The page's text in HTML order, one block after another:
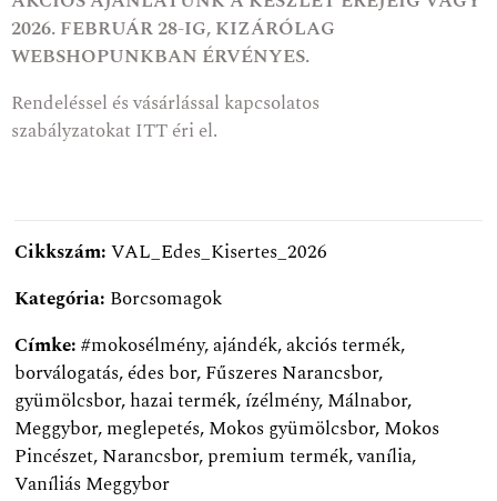
2026. FEBRUÁR 28-IG, KIZÁRÓLAG
WEBSHOPUNKBAN ÉRVÉNYES.
Rendeléssel és vásárlással kapcsolatos
szabályzatokatITTéri el.
Cikkszám:VAL_Edes_Kisertes_2026
Kategória: Borcsomagok
Címke:#mokosélmény,ajándék,akciós termék,
borválogatás,édes bor,Fűszeres Narancsbor,
gyümölcsbor,hazai termék,ízélmény,Málnabor,
Meggybor,meglepetés,Mokos gyümölcsbor,Mokos
Pincészet,Narancsbor,premium termék,vanília,
Vaníliás Meggybor